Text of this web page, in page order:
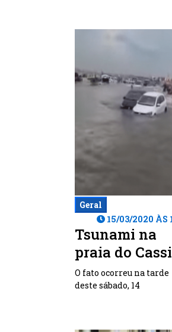
Geral
15/03/2020 ÀS
Tsunami na
praia do
O fato ocorreu na tarde
deste sábado, 14